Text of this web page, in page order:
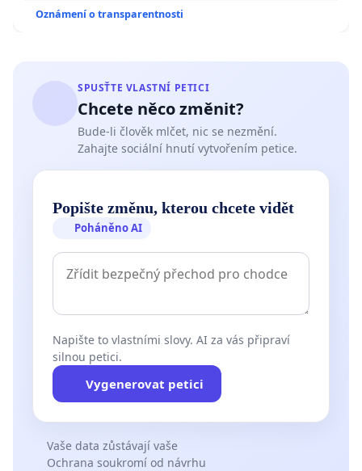
Oznámení o transparentnosti
SPUSŤTE VLASTNÍ PETICI
Chcete něco změnit?
Bude-li člověk mlčet, nic se nezmění.
Zahajte sociální hnutí vytvořením petice.
Popište změnu, kterou chcete vidět
Poháněno AI
Napište to vlastními slovy. AI za vás připraví
silnou petici.
Vygenerovat petici
Vaše data zůstávají vaše
Ochrana soukromí od návrhu